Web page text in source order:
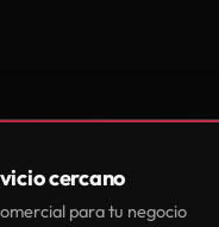
cercano
para tu negocio